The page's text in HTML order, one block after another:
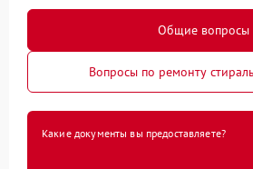
Общие вопросы
Вопросы по ремонту
Какие документы вы предоставляете?